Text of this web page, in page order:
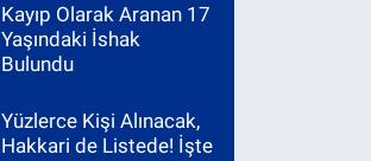
Kayıp Olarak Aranan 17
Yaşındaki İshak
Bulundu
Yüzlerce Kişi Alınacak,
Hakkari de Listede! İşte